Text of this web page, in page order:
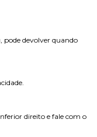
pode devolver quando
direito e fale com o